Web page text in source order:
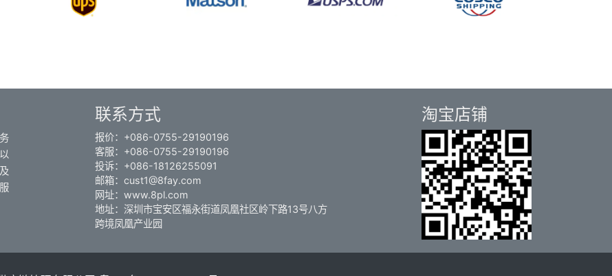
联系方式
报价：+086-0755-29190196
客服：+086-0755-29190196
投诉：+086-18126255091
邮箱：cust1@8fay.com
网址：www.8pl.com
地址：深圳市宝安区福永街道凤凰社区岭下路13号八方
跨境凤凰产业园
淘宝店铺